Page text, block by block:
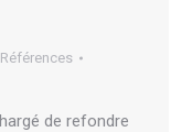
Références
de refondre